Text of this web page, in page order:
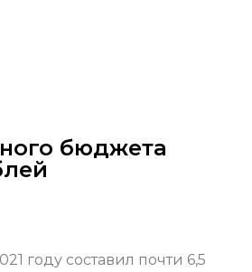
бюджета
году составил почти 6,5